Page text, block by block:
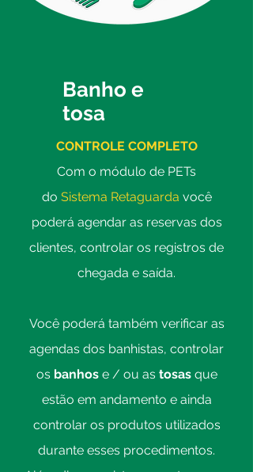
Banho e
tosa
CONTROLE COMPLETO
Com o módulo de PETs
do Sistema Retaguarda você
poderá agendar as reservas dos
clientes, controlar os registros de
chegada e saída.
Você poderá também verificar as
agendas dos banhistas, controlar
os banhose / ou as tosasque
estão em andamento e ainda
controlar os produtos utilizados
durante esses procedimentos.